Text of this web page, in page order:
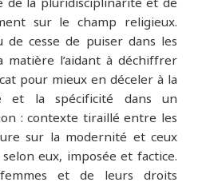
sur le champ religieux.
de cesse de puiser dans les
matière l’aidant à déchiffrer
pour mieux en déceler à la
et la spécificité dans un
: contexte tiraillé entre les
sur la modernité et ceux
eux, imposée et factice.
et de leurs droits